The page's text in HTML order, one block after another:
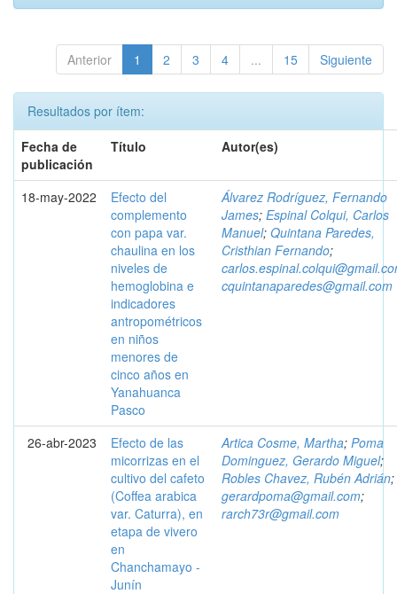
Anterior 1 2 3 4 ... 15 Siguiente
Resultados por ítem:
Fecha de
publicación
Título Autor(es)
18-may-2022
Efecto del
complemento
con papa var.
chaulina en los
niveles de
hemoglobina e
indicadores
antropométricos
en niños
menores de
cinco años en
Yanahuanca
Pasco
Álvarez Rodríguez, Fernando
James; Espinal Colqui, Carlos
Manuel; Quintana Paredes,
Cristhian Fernando;
cquintanaparedes@gmail.com
26-abr-2023
Efecto de las
micorrizas en el
cultivo del cafeto
(Coffea arabica
var. Caturra), en
etapa de vivero
en
Chanchamayo -
Junín
Artica Cosme, Martha; Poma
Dominguez, Gerardo Miguel;
Robles Chavez, Rubén Adrián;
gerardpoma@gmail.com;
rarch73r@gmail.com